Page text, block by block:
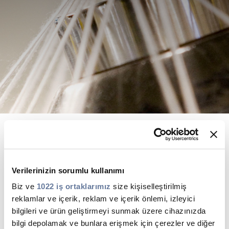
Verilerinizin sorumlu kullanımı
Biz ve 1022 iş ortaklarımız size kişiselleştirilmiş
reklamlar ve içerik, reklam ve içerik önlemi, izleyici
bilgileri ve ürün geliştirmeyi sunmak üzere cihazınızda
bilgi depolamak ve bunlara erişmek için çerezler ve diğer
Sürdürülebilirlik
Yatırımcı İlişkileri
E Path
CPR
Medya
Etik Değerler
C@P
ÜRÜNLER'E GİDİN
İhtiyaçlarınız için en iyi kablo
çözümlerini sunuyoruz